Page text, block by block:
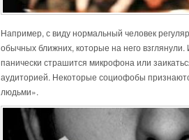
Например, с виду нормальный человек
обычных ближних, которые на него
панически страшится микрофона или
аудиторией. Некоторые социофобы
людьми».